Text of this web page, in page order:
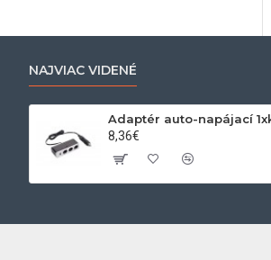
NAJVIAC VIDENÉ
8,36€